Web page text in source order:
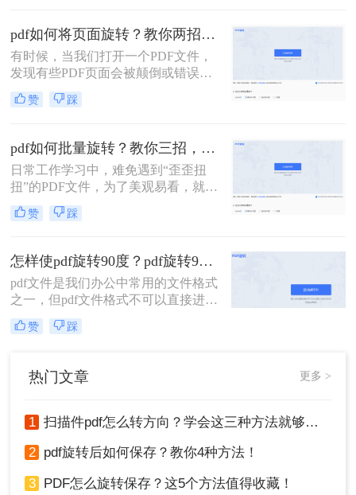
该怎么办呢?别怕，下面小编教你二
种旋转PDF文件的方法，学会之后，
就能轻松将PDF旋转至任何角度，有
需要的话快来看看吧!
pdf如何将页面旋转？教你两招，实现pdf文档翻转自由！
有时候，当我们打开一个PDF文件，
发现有些PDF页面会被颠倒或错误旋
转，从而影响我们阅读，这时我们就
可以利用软件来将PDF文件进行旋
吗？今天就让我来给大家分享二个简
单的PDF选择方法，有需要的小伙伴
一起来看看吧！
赞 踩
pdf如何批量旋转？教你三招，轻松旋转PDF！
日常工作学习中，难免遇到“歪歪扭
扭”的PDF文件，为了美观易看，就需
要对文档进行旋转操作了。下面针对
旋转固定角度和任意角度三种来分享
记得点个赞。
赞 踩
怎样使pdf旋转90度？pdf旋转90度教程分享
pdf文件是我们办公中常用的文件格式
之一，但pdf文件格式不可以直接进行
编辑，所以当编辑pdf文件的时候，都
需要借助编辑转换软件来进行操作，
见的操作，那么怎样使pdf旋转90度？
pdf旋转90度教程是怎么样的呢？接下
赞 踩
热门文章 更多 >
1 扫描件pdf怎么转方向？学会这三种方法就够了！
2 pdf旋转后如何保存？教你4种方法！
3 PDF怎么旋转保存？这5个方法值得收藏！